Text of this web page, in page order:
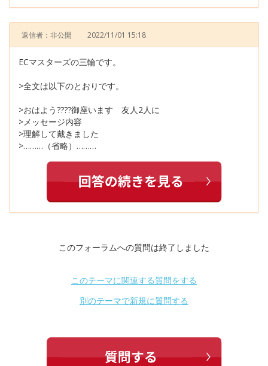
返信者：非公開 2022/11/01 15:18
ECマスターズの三輪です。
>全文は以下のとおりです。
>おはよう????御座います 友人2人に
>メッセージ内容
>理解して戴きました
>………（省略）………
このフォーラムへの質問は終了しました
このテーマに関連する質問をする
別のテーマで新規に質問する